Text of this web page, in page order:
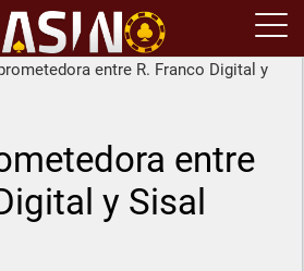
entre R. Franco Digital y
entre
y Sisal